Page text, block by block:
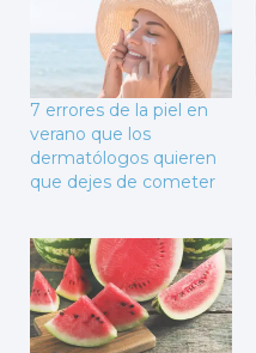
7 errores de la piel en
verano que los
dermatólogos quieren
que dejes de cometer